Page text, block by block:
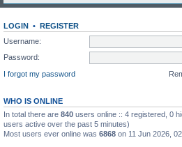
LOGIN • REGISTER
Username:
Password:
I forgot my password
WHO IS ONLINE
In total there are 840 users online :: 4 registered, 0
users active over the past 5 minutes)
Most users ever online was 6868 on 11 Jun 2026,